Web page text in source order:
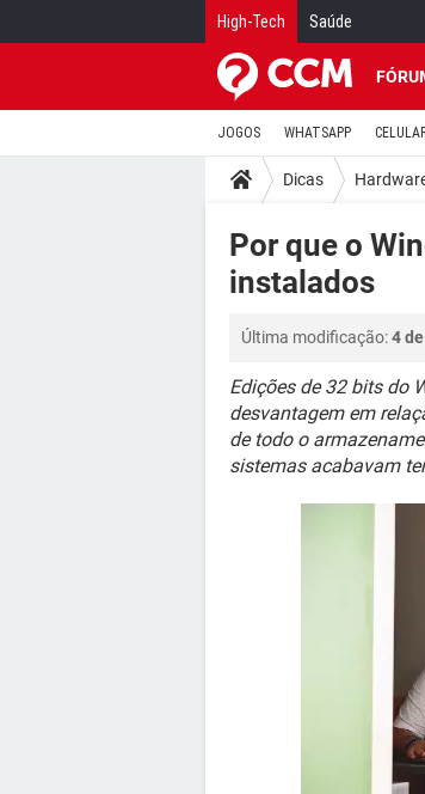
High-Tech Saúde
JOGOS WHATSAPP
Dicas
Por que o
instalados
Última modificação:4
Edições de 32 bits do
desvantagem em
de todo o
sistemas acabavam